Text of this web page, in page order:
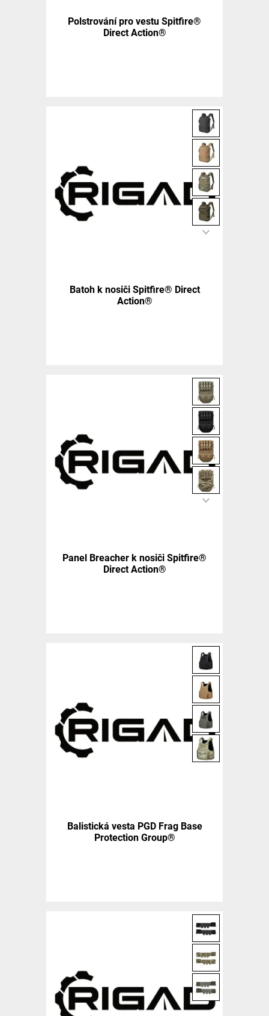
Polstrování pro vestu Spitfire®
Direct Action®
Batoh k nosiči Spitfire® Direct
Action®
Panel Breacher k nosiči Spitfire®
Direct Action®
Balistická vesta PGD Frag Base
Protection Group®